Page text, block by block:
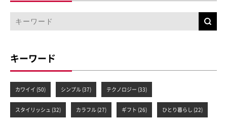
キーワード
カワイイ (50) シンプル (37) テクノロジー (33)
スタイリッシュ (32) カラフル (27) ギフト (26) ひとり暮らし (22)